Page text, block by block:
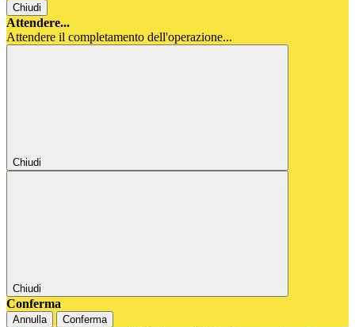
Chiudi
Attendere...
Attendere il completamento dell'operazione...
Chiudi
Chiudi
Conferma
Annulla Conferma